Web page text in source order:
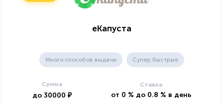
еКапуста
Много способов выдачи Супер быстрые
Сумма
до 30000 ₽
Ставка
от 0 % до 0.8 % в день